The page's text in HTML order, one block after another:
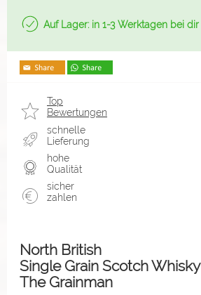
Auf Lager: in 1-3 Werktagen bei dir
Top
Bewertungen
schnelle
Lieferung
hohe
Qualität
sicher
zahlen
North British
Single Grain Scotch Whisky
The Grainman